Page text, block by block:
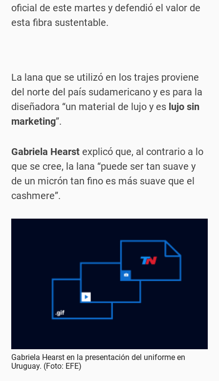
oficial de este martes y defendió el valor de
esta fibra sustentable.
La lana que se utilizó en los trajes proviene
del norte del país sudamericano y es para la
diseñadora “un material de lujo y es lujo sin
marketing”.
Gabriela Hearst explicó que, al contrario a lo
que se cree, la lana “puede ser tan suave y
de un micrón tan fino es más suave que el
cashmere”.
Gabriela Hearst en la presentación del uniforme en
Uruguay. (Foto: EFE)